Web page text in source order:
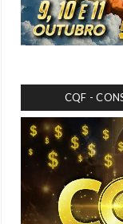
CQF -